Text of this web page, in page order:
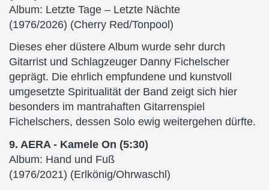
Album: Letzte Tage – Letzte Nächte
(1976/2026) (Cherry Red/Tonpool)
Dieses eher düstere Album wurde sehr durch
Gitarrist und Schlagzeuger Danny Fichelscher
geprägt. Die ehrlich empfundene und kunstvoll
umgesetzte Spiritualität der Band zeigt sich hier
besonders im mantrahaften Gitarrenspiel
Fichelschers, dessen Solo ewig weitergehen dürfte.
9. AERA - Kamele On (5:30)
Album: Hand und Fuß
(1976/2021) (Erlkönig/Ohrwaschl)